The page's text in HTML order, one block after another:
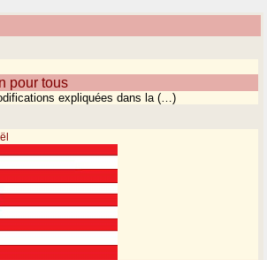
pour tous
expliquées dans la (…)